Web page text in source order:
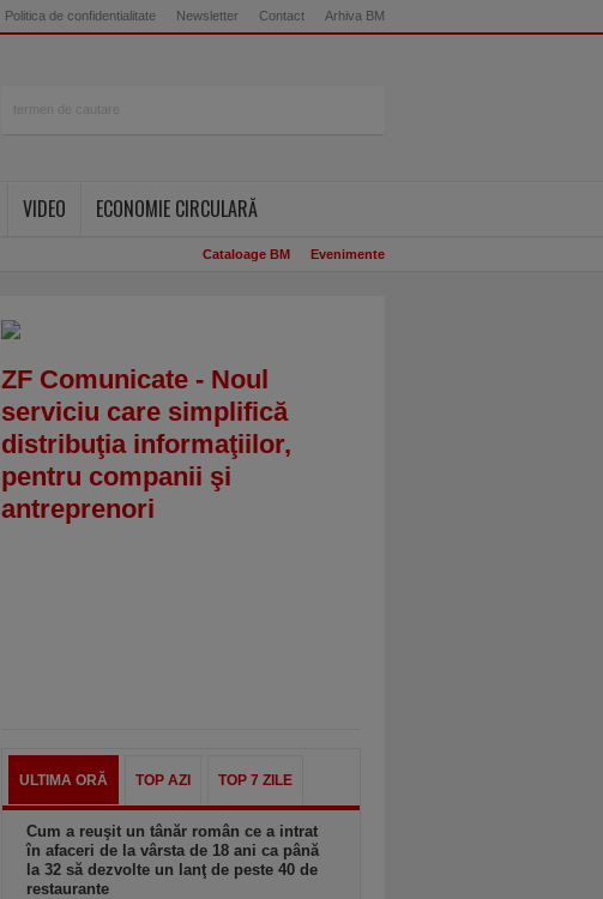
Politica de confidentialitate Newsletter Contact Arhiva BM
VIDEO
ECONOMIE CIRCULARĂ
Cataloage BM Evenimente
ZF Comunicate - Noul
serviciu care simplifică
distribuţia informaţiilor,
pentru companii şi
antreprenori
ULTIMA ORĂ TOP AZI TOP 7 ZILE
Cum a reuşit un tânăr român ce a intrat
în afaceri de la vârsta de 18 ani ca până
la 32 să dezvolte un lanţ de peste 40 de
restaurante